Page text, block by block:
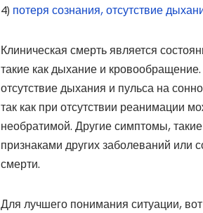
4) потеря сознания, отсутствие
Клиническая смерть является
такие как дыхание и
отсутствие дыхания и пульса на
так как при отсутствии реанимации
необратимой. Другие симптомы,
признаками других заболеваний или
смерти.
Для лучшего понимания ситуации,